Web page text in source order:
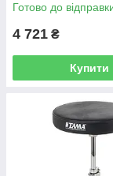
Готово до
4 721 ₴
Купити